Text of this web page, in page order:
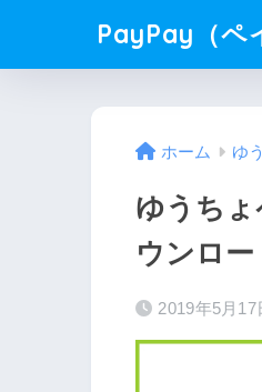
PayPay（ペ
ホーム ゆ
ゆうち
ウンロ
2019年5月17